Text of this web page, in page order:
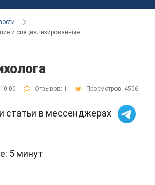
и специализированные
Отзывов: 1 Просмотров: 4506
статьи в мессенджерах
5 минут